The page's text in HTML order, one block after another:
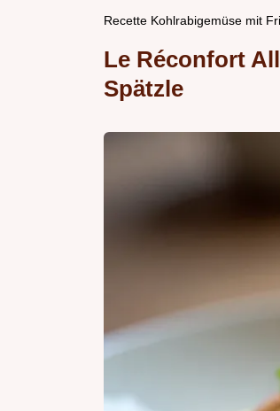
Recette Kohlrabigemüse mit
Le Réconfort
Spätzle